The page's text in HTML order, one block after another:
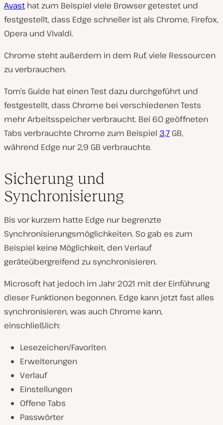
Avast hat zum Beispiel viele Browser getestet und
festgestellt, dass Edge schneller ist als Chrome, Firefox,
Opera und Vivaldi.
Chrome steht außerdem in dem Ruf, viele Ressourcen
zu verbrauchen.
Tom’s Guide hat einen Test dazu durchgeführt und
festgestellt, dass Chrome bei verschiedenen Tests
mehr Arbeitsspeicher verbraucht. Bei 60 geöffneten
Tabs verbrauchte Chrome zum Beispiel 3,7 GB,
während Edge nur 2,9 GB verbrauchte.
Sicherung und
Synchronisierung
Bis vor kurzem hatte Edge nur begrenzte
Synchronisierungsmöglichkeiten. So gab es zum
Beispiel keine Möglichkeit, den Verlauf
geräteübergreifend zu synchronisieren.
Microsoft hat jedoch im Jahr 2021 mit der Einführung
dieser Funktionen begonnen. Edge kann jetzt fast alles
synchronisieren, was auch Chrome kann,
einschließlich:
Lesezeichen/Favoriten
Erweiterungen
Verlauf
Einstellungen
Offene Tabs
Passwörter